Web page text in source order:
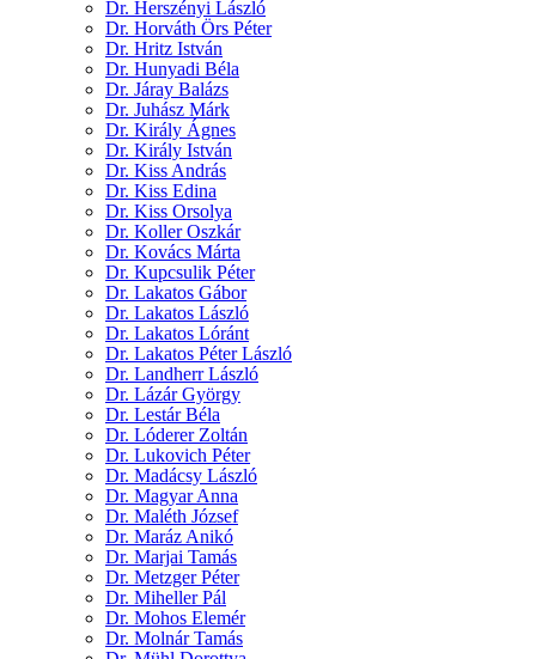
Dr. Herszényi László
Dr. Horváth Örs Péter
Dr. Hritz István
Dr. Hunyadi Béla
Dr. Járay Balázs
Dr. Juhász Márk
Dr. Király Ágnes
Dr. Király István
Dr. Kiss András
Dr. Kiss Edina
Dr. Kiss Orsolya
Dr. Koller Oszkár
Dr. Kovács Márta
Dr. Kupcsulik Péter
Dr. Lakatos Gábor
Dr. Lakatos László
Dr. Lakatos Lóránt
Dr. Lakatos Péter László
Dr. Landherr László
Dr. Lázár György
Dr. Lestár Béla
Dr. Lóderer Zoltán
Dr. Lukovich Péter
Dr. Madácsy László
Dr. Magyar Anna
Dr. Maléth József
Dr. Maráz Anikó
Dr. Marjai Tamás
Dr. Metzger Péter
Dr. Miheller Pál
Dr. Mohos Elemér
Dr. Molnár Tamás